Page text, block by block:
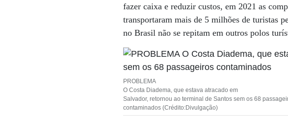
fazer caixa e reduzir custos, em 2021 as
transportaram mais de 5 milhões de turistas
no Brasil não se repitam em outros polos
PROBLEMA
O Costa Diadema, que estava atracado em
Salvador, retornou ao terminal de Santos sem os 68
contaminados (Crédito:Divulgação)